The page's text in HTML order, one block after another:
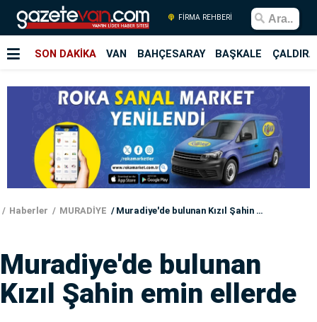
FİRMA REHBERİ
SON DAKİKA VAN BAHÇESARAY BAŞKALE
Haberler MURADİYE Muradiye'de bulunan Kızıl Şahin emin ellerde
Muradiye'de bulunan
Kızıl Şahin emin ellerde